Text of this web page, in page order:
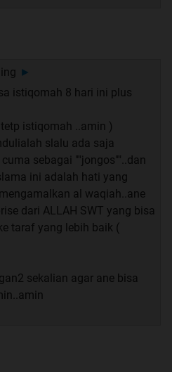
Robbal 'Aalamiin
dawam (terus-menerus)
dari amalan tersebut. Begitu
dulu. Namun untuk pemula,
terlewat dalam waktu 90
diikuti dengan puasa-puasa
aura keberhasilan.
akan melimpah ruah di
tidak kurang suatu apa.
. Dan kejadian tidak diduga-
olah datang dengan
terjadi.
►
istiqomah 8 hari ini plus
istiqomah ..amin )
slalu ada saja
sebagai ""jongos""..dan
ini adalah hati yang
al waqiah..ane
dari ALLAH SWT yang bisa
taraf yang lebih baik (
sekalian agar ane bisa